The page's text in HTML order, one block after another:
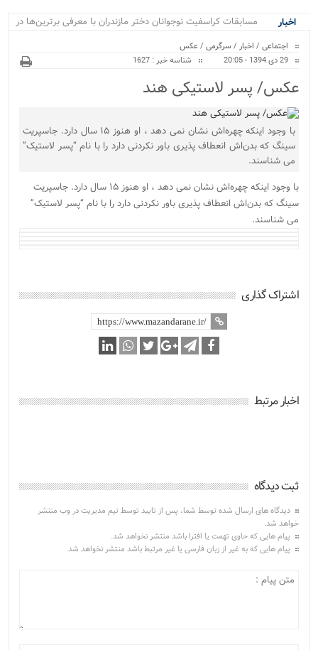
اخبار
مسابقات کراسفیت نوجوانان دختر مازندران با معرفی برترین‌ها در
نور پایان یافت...
اجتماعی / اخبار / سرگرمی / عکس
29 دی 1394 - 20:05
شناسه خبر : 1627
عکس/ پسر لاستیکی هند
با وجود اینکه چهره‌اش نشان نمی دهد ، او هنوز ۱۵ سال دارد. جاسپریت
سینگ که بدن‌اش انعطاف پذیری باور نکردنی دارد را با نام “پسر لاستیک”
می شناسند.
با وجود اینکه چهره‌اش نشان نمی دهد ، او هنوز ۱۵ سال دارد. جاسپریت
سینگ که بدن‌اش انعطاف پذیری باور نکردنی دارد را با نام “پسر لاستیک”
می شناسند.
اشتراک گذاری
اخبار مرتبط
ثبت دیدگاه
دیدگاه های ارسال شده توسط شما، پس از تایید توسط تیم مدیریت در وب منتشر
خواهد شد.
پیام هایی که حاوی تهمت یا افترا باشد منتشر نخواهد شد.
پیام هایی که به غیر از زبان فارسی یا غیر مرتبط باشد منتشر نخواهد شد.